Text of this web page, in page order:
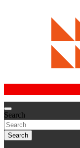
Search
Search